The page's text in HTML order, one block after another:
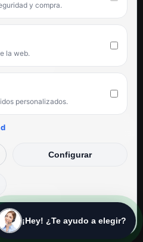
EN GOOGLE
y siempre dan respuesta.
SitiosWebPRO
¡Hey! ¿Te ayudo a elegir?
y compra.
la web.
personalizados.
Configurar
todas